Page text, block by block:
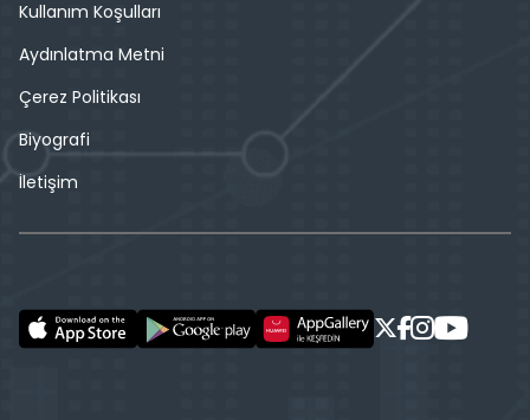
Kullanım Koşulları
Aydınlatma Metni
Çerez Politikası
Biyografi
İletişim